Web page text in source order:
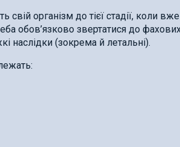
організм до тієї стадії, коли вже
обов’язково звертатися до
наслідки (зокрема й летальні).